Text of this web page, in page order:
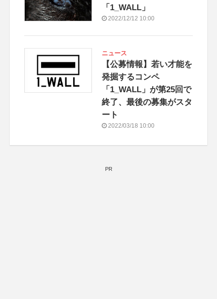
「1_WALL」
2022/12/12 10:00
ニュース
【公募情報】若い才能を
発掘するコンペ
「1_WALL」が第25回で
終了、最後の募集がスタ
ート
2022/03/18 10:00
PR